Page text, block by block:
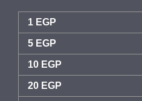
1 EGP
5 EGP
10 EGP
20 EGP